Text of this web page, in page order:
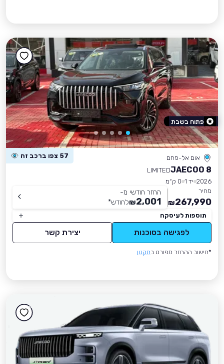
אום אל-פחם 57 צפו ברכב זה
JAECOO 8
LIMITED
2026 יד 1
0 ק״מ
מחיר
267,990
₪
החזר חודשי מ-
2,001
₪לחודש*
תוספות לעיסקה
לפגישה בסוכנות יצירת קשר
*חישוב ההחזר מפורט בתקנון
פתוח בשבת